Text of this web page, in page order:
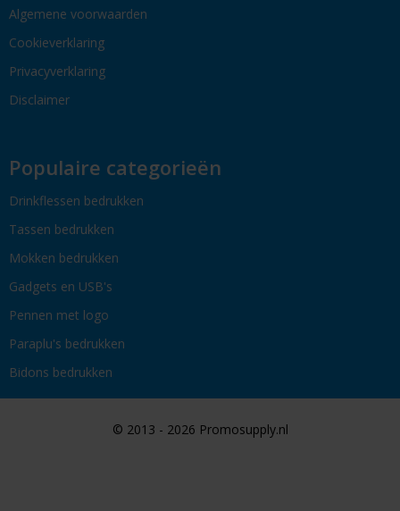
Algemene voorwaarden
Cookieverklaring
Privacyverklaring
Disclaimer
Populaire categorieën
Drinkflessen bedrukken
Tassen bedrukken
Mokken bedrukken
Gadgets en USB's
Pennen met logo
Paraplu's bedrukken
Bidons bedrukken
© 2013 - 2026 Promosupply.nl